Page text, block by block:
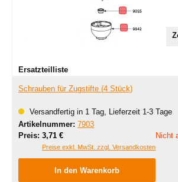
Ersatzteilliste
Schrauben für Zugstifte (4 Stück)
Versandfertig in 1 Tag, Lieferzeit 1-3 Tage
Artikelnummer: 7903
Preis: Regulärer Preis:
3,71 €
Preise exkl. MwSt. zzgl. Versandkosten
Nicht
In den Warenkorb